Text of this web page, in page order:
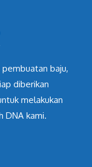
baju,
diberikan
melakukan
DNA kami.